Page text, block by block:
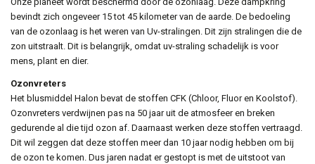
bevindt zich ongeveer 15 tot 45 kilometer van de aarde. De bedoeling
van de ozonlaag is het weren van Uv-stralingen. Dit zijn stralingen die de
zon uitstraalt. Dit is belangrijk, omdat uv-straling schadelijk is voor
mens, plant en dier.
Ozonvreters
Het blusmiddel Halon bevat de stoffen CFK (Chloor, Fluor en Koolstof).
Ozonvreters verdwijnen pas na 50 jaar uit de atmosfeer en breken
gedurende al die tijd ozon af. Daarnaast werken deze stoffen vertraagd.
Dit wil zeggen dat deze stoffen meer dan 10 jaar nodig hebben om bij
de ozon te komen. Dus jaren nadat er gestopt is met de uitstoot van